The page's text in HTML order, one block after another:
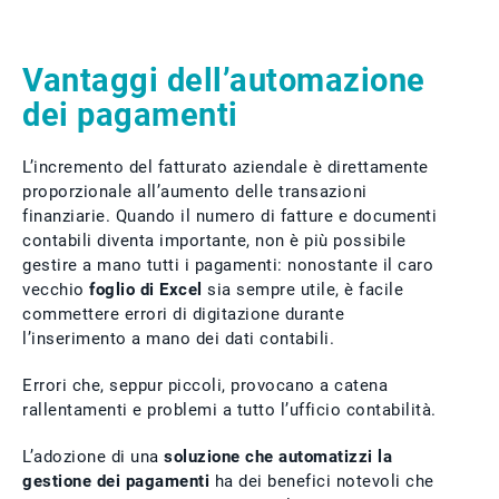
Vantaggi dell’automazione
dei pagamenti
L’incremento del fatturato aziendale è direttamente
proporzionale all’aumento delle transazioni
finanziarie. Quando il numero di fatture e documenti
contabili diventa importante, non è più possibile
gestire a mano tutti i pagamenti: nonostante il caro
vecchio foglio di Excel sia sempre utile, è facile
commettere errori di digitazione durante
l’inserimento a mano dei dati contabili.
Errori che, seppur piccoli, provocano a catena
rallentamenti e problemi a tutto l’ufficio contabilità.
L’adozione di una soluzione che automatizzi la
gestione dei pagamenti ha dei benefici notevoli che